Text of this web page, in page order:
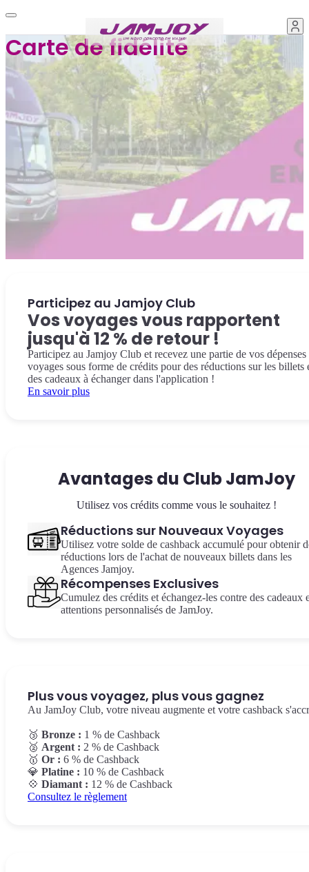
Carte de fidélité
Participez au Jamjoy Club
Vos voyages vous rapportent
jusqu'à 12 % de retour !
Participez au Jamjoy Club et recevez une partie de vos dépenses
voyages sous forme de crédits pour des réductions sur les billets
des cadeaux à échanger dans l'application !
En savoir plus
Avantages du Club JamJoy
Utilisez vos crédits comme vous le souhaitez !
Réductions sur Nouveaux Voyages
Utilisez votre solde de cashback accumulé pour obtenir
réductions lors de l'achat de nouveaux billets dans les
Agences Jamjoy.
Récompenses Exclusives
Cumulez des crédits et échangez-les contre des cadeaux
attentions personnalisés de JamJoy.
Plus vous voyagez, plus vous gagnez
Au JamJoy Club, votre niveau augmente et votre cashback
🥉 Bronze : 1 % de Cashback
🥈 Argent : 2 % de Cashback
🥇 Or : 6 % de Cashback
💎 Platine : 10 % de Cashback
💠 Diamant : 12 % de Cashback
Consultez le règlement